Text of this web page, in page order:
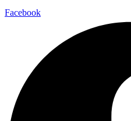
Facebook